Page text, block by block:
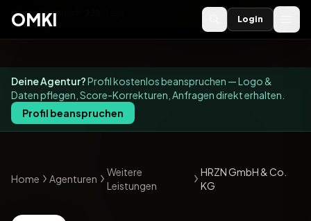
OMKI 2027
OMKI Login
Deine Agentur?Profil kostenlos beanspruchen — Logo &
Daten pflegen, Score-Korrekturen, Anfragen direkt erhalten.
Profil beanspruchen
Home Agenturen
Weitere
Leistungen
HRZN GmbH & Co.
KG